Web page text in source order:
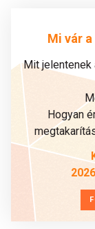
Mi vár
Mit
Hogyan